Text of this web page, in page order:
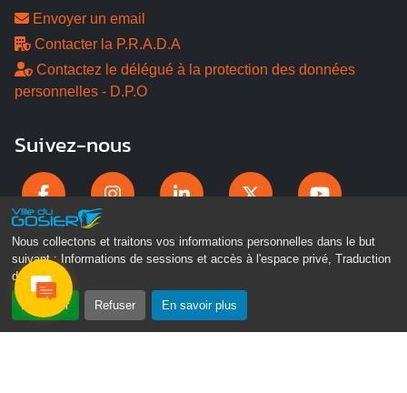
Nous collectons et traitons vos informations personnelles dans le but
suivant :
Informations de sessions et accès à l'espace privé, Traduction
des pages .
Accepter Refuser En savoir plus
Envoyer un email
Contacter la P.R.A.D.A
Contactez le délégué à la protection des données
personnelles - D.P.O
Suivez-nous